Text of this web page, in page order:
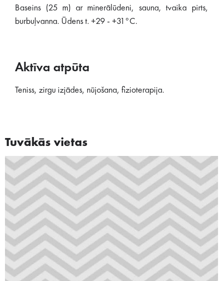
Baseins (25 m) ar minerālūdeni, sauna, tvaika pirts,
burbuļvanna. Ūdens t. +29 - +31°C.
Aktīva atpūta
Teniss, zirgu izjādes, nūjošana, fizioterapija.
Tuvākās vietas